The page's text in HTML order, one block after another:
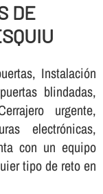
DE
Instalación
blindadas,
urgente,
electrónicas,
con un equipo
tipo de reto en